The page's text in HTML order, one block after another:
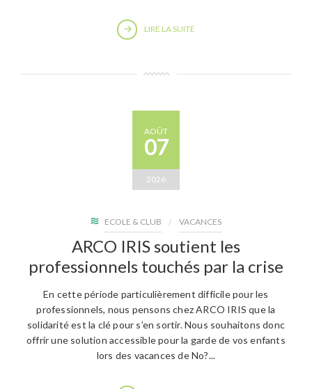
LIRE LA SUITE
AOÛT
07
2026
ECOLE & CLUB VACANCES
ARCO IRIS soutient les
professionnels touchés par la crise
En cette période particulièrement difficile pour les
professionnels, nous pensons chez ARCO IRIS que la
solidarité est la clé pour s’en sortir. Nous souhaitons donc
offrir une solution accessible pour la garde de vos enfants
lors des vacances de No?...